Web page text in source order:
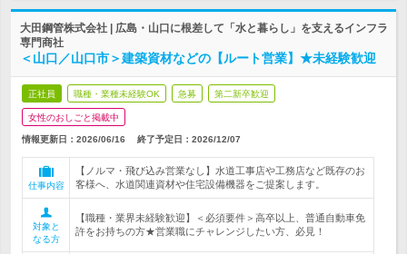
大田鋼管株式会社 | 広島・山口に根差して「水と暮らし」を支えるインフラ
専門商社
＜山口／山口市＞建築資材などの【ルート営業】★未経験歓迎
正社員 職種・業種未経験OK 急募 第二新卒歓迎
女性のおしごと掲載中
情報更新日：2026/06/16 終了予定日： 2026/12/07
仕事内容
【ノルマ・飛び込み営業なし】水道工事店や工務店など既存のお
客様へ、水道関連資材や住宅設備機器をご提案します。
対象と
なる方
【職種・業界未経験歓迎】＜必須要件＞高卒以上、普通自動車免
許をお持ちの方★営業職にチャレンジしたい方、必見！